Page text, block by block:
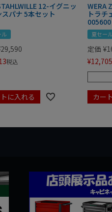
12-イグニッ
パナ 5本セット
ル
29,590
税込
に入れる
WERA
トラチ
005600
夏セー
定価 ¥
¥12,705
カー